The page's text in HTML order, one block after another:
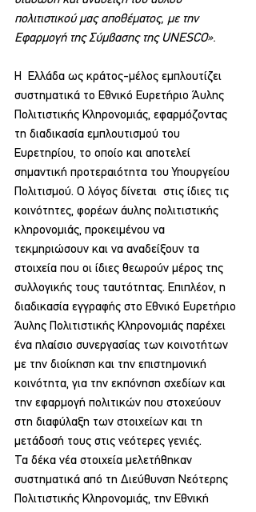
πολιτιστικού μας αποθέματος, με την
Εφαρμογή της Σύμβασης της UNESCO».
Η  Ελλάδα ως κράτος-μέλος εμπλουτίζει
συστηματικά το Εθνικό Ευρετήριο Άυλης
Πολιτιστικής Κληρονομιάς, εφαρμόζοντας
τη διαδικασία εμπλουτισμού του
Ευρετηρίου, το οποίο και αποτελεί
σημαντική προτεραιότητα του Υπουργείου
Πολιτισμού. Ο λόγος δίνεται  στις ίδιες τις
κοινότητες, φορέων άυλης πολιτιστικής
κληρονομιάς, προκειμένου να
τεκμηριώσουν και να αναδείξουν τα
στοιχεία που οι ίδιες θεωρούν μέρος της
συλλογικής τους ταυτότητας. Επιπλέον, η
διαδικασία εγγραφής στο Εθνικό Ευρετήριο
Άυλης Πολιτιστικής Κληρονομιάς παρέχει
ένα πλαίσιο συνεργασίας των κοινοτήτων
με την διοίκηση και την επιστημονική
κοινότητα, για την εκπόνηση σχεδίων και
την εφαρμογή πολιτικών που στοχεύουν
στη διαφύλαξη των στοιχείων και τη
μετάδοσή τους στις νεότερες γενιές.
Τα δέκα νέα στοιχεία μελετήθηκαν
συστηματικά από τη Διεύθυνση Νεότερης
Πολιτιστικής Κληρονομιάς, την Εθνική